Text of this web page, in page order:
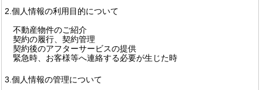
2.個人情報の利用目的について
不動産物件のご紹介
契約の履行、契約管理
契約後のアフターサービスの提供
緊急時、お客様等へ連絡する必要が生じた時
3.個人情報の管理について